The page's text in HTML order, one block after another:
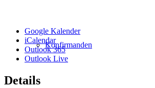
Konfirmanden
Google Kalender
iCalendar
Outlook 365
Outlook Live
Details